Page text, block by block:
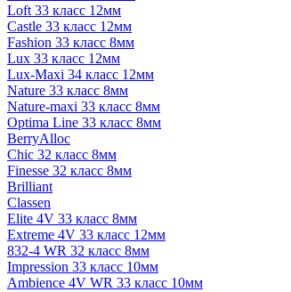
Loft 33 класс 12мм
Castle 33 класс 12мм
Fashion 33 класс 8мм
Lux 33 класс 12мм
Lux-Maxi 34 класс 12мм
Nature 33 класс 8мм
Nature-maxi 33 класс 8мм
Optima Line 33 класс 8мм
BerryAlloc
Chic 32 класс 8мм
Finesse 32 класс 8мм
Brilliant
Classen
Elite 4V 33 класс 8мм
Extreme 4V 33 класс 12мм
832-4 WR 32 класс 8мм
Impression 33 класс 10мм
Ambience 4V WR 33 класс 10мм